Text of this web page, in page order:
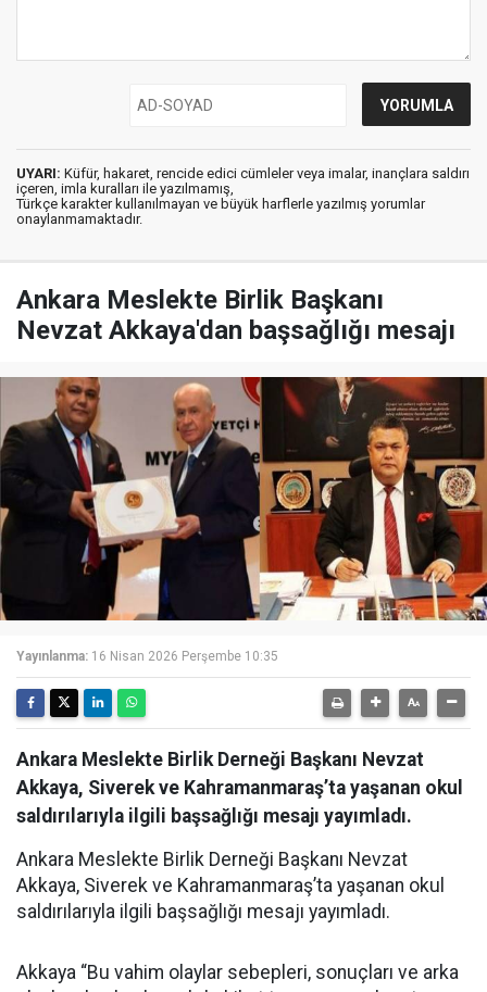
UYARI: Küfür, hakaret, rencide edici cümleler veya imalar, inançlara saldırı
içeren, imla kuralları ile yazılmamış,
Türkçe karakter kullanılmayan ve büyük harflerle yazılmış yorumlar
onaylanmamaktadır.
Ankara Meslekte Birlik Başkanı
Nevzat Akkaya'dan başsağlığı mesajı
Yayınlanma: 16 Nisan 2026 Perşembe 10:35
Ankara Meslekte Birlik Derneği Başkanı Nevzat
Akkaya, Siverek ve Kahramanmaraş’ta yaşanan okul
saldırılarıyla ilgili başsağlığı mesajı yayımladı.
Ankara Meslekte Birlik Derneği Başkanı Nevzat
Akkaya, Siverek ve Kahramanmaraş’ta yaşanan okul
saldırılarıyla ilgili başsağlığı mesajı yayımladı.
Akkaya “Bu vahim olaylar sebepleri, sonuçları ve arka